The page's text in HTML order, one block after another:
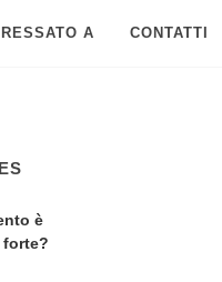
A CONTATTI
è